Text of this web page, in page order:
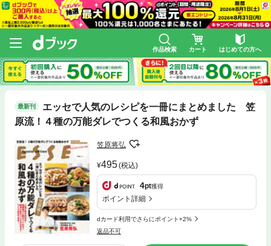
作品検索 カート はじめての方へ
最新刊
エッセで人気のレシピを一冊にまとめました 笠
原流！４種の万能ダレでつくる和風おかず
笠原将弘
495(税込)
4pt獲得
ポイント詳細
dカード利用でさらにポイント+2%
返品不可